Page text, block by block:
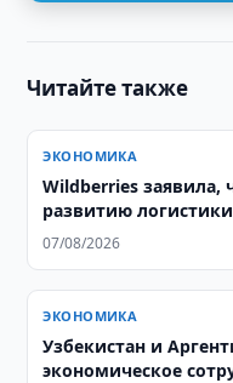
Читайте также
ЭКОНОМИКА
Wildberries заявила,
развитию
07/08/2026
ЭКОНОМИКА
Узбекистан и
экономическое